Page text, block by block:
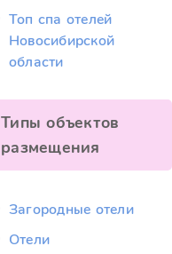
Топ спа отелей
Новосибирской
области
Типы объектов
размещения
Загородные отели
Отели